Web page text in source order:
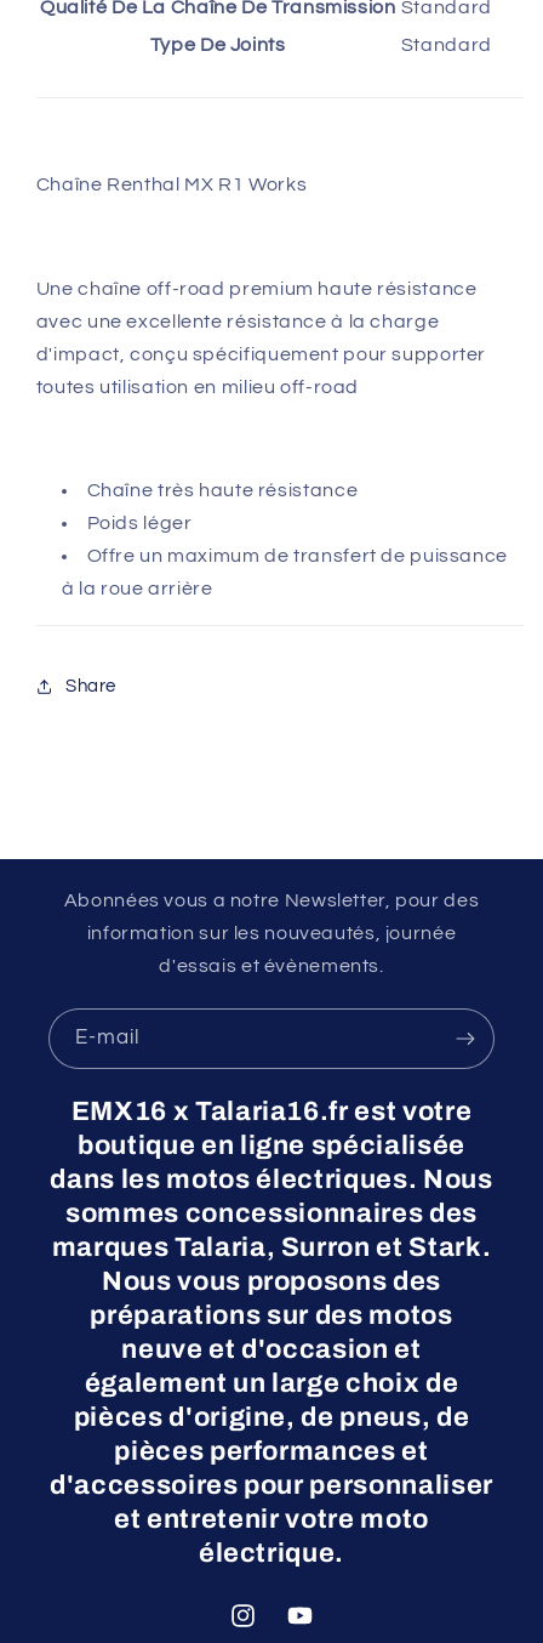
Qualité De La Chaîne De Transmission Standard
Type De Joints
Standard
Chaîne Renthal MX R1 Works
Une chaîne off-road premium haute résistance
avec une excellente résistance à la charge
d'impact, conçu spécifiquement pour supporter
toutes utilisation en milieu off-road
Chaîne très haute résistance
Poids léger
Offre un maximum de transfert de puissance
à la roue arrière
Share
Abonnées vous a notre Newsletter, pour des
information sur les nouveautés, journée
d'essais et évènements.
E-mail
EMX16 x Talaria16.fr est votre
boutique en ligne spécialisée
dans les motos électriques. Nous
sommes concessionnaires des
marques Talaria, Surron et Stark.
Nous vous proposons des
préparations sur des motos
neuve et d'occasion et
également un large choix de
pièces d'origine, de pneus, de
pièces performances et
d'accessoires pour personnaliser
et entretenir votre moto
électrique.
InstagramYouTube